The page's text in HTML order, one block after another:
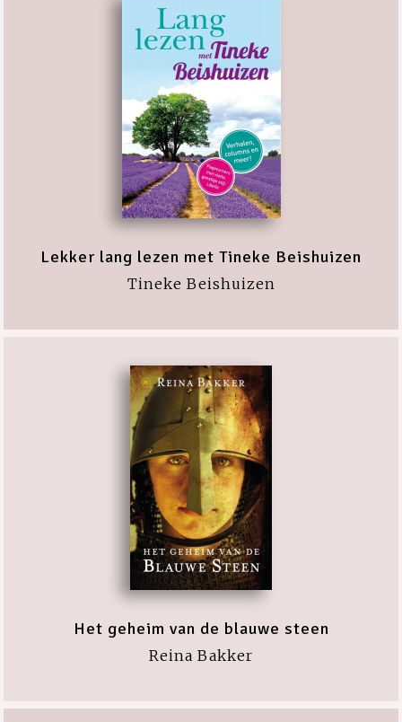
Lekker lang lezen met Tineke Beishuizen
Tineke Beishuizen
Het geheim van de blauwe steen
Reina Bakker